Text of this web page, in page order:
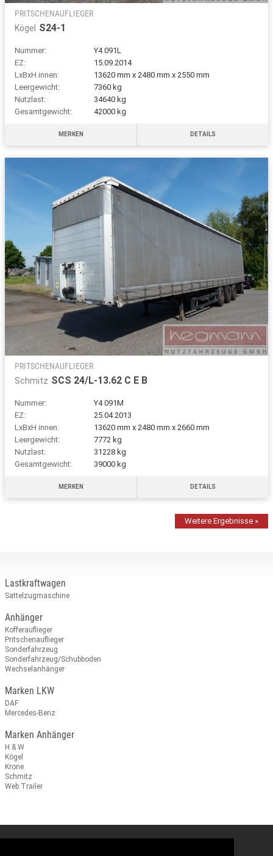
PRITSCHENAUFLIEGER
Kögel
S24-1
Nummer:
Y4 091L
EZ:
15.09.2014
LxBxH innen:
13620 mm x 2480 mm x 2550 mm
Leergewicht:
7360 kg
Nutzlast:
34640 kg
Gesamtgewicht:
42000 kg
MERKEN DETAILS
PRITSCHENAUFLIEGER
Schmitz SCS 24/L-13.62 C E B
Nummer:
Y4 091M
EZ:
25.04.2013
LxBxH innen:
13620 mm x 2480 mm x 2660 mm
Leergewicht:
7772 kg
Nutzlast:
31228 kg
Gesamtgewicht:
39000 kg
MERKEN DETAILS
Weitere Ergebnisse »
Lastkraftwagen
Sattelzugmaschine
Anhänger
Kofferauflieger
Pritschenauflieger
Sonderfahrzeug
Sonderfahrzeug/Schubboden
Wechselanhänger
Marken LKW
DAF
Mercedes-Benz
Marken Anhänger
H & W
Kögel
Krone
Schmitz
Web Trailer